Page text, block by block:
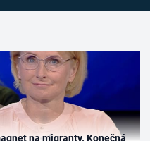
na migranty. Konečná